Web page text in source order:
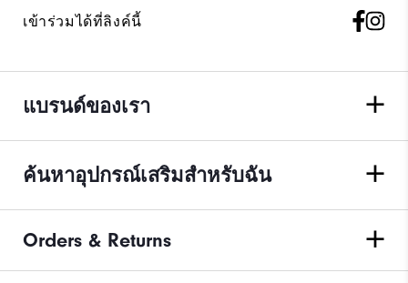
เข้าร่วมได้ที่ลิงค์นี้
แบรนด์ของเรา
ค้นหาอุปกรณ์เสริมสำหรับฉัน
Orders & Returns